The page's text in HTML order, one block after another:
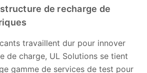
de recharge de
travaillent dur pour innover
de charge, UL Solutions se tient
gamme de services de test pour